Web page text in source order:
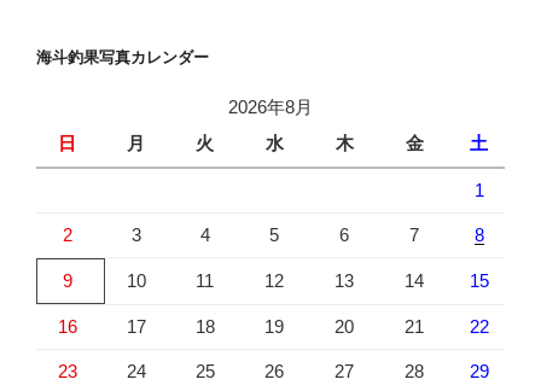
海斗釣果写真カレンダー
2026年8月
日
月 火 水 木 金 土
1
2 3 4 5 6 7 8
9 10 11 12 13 14 15
16 17 18 19 20 21 22
23 24 25 26 27 28 29